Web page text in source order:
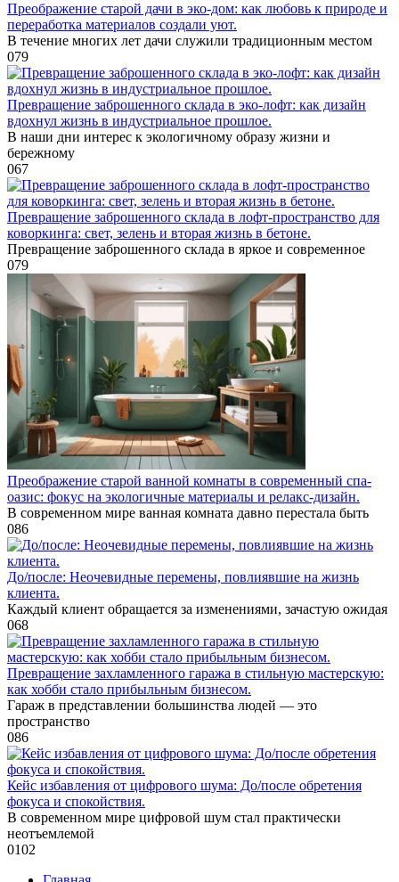
Преображение старой дачи в эко-дом: как любовь к природе и
переработка материалов создали уют.
В течение многих лет дачи служили традиционным местом
079
Превращение заброшенного склада в эко-лофт: как дизайн
вдохнул жизнь в индустриальное прошлое.
В наши дни интерес к экологичному образу жизни и
бережному
067
Превращение заброшенного склада в лофт-пространство для
коворкинга: свет, зелень и вторая жизнь в бетоне.
Превращение заброшенного склада в яркое и современное
079
Преображение старой ванной комнаты в современный спа-
оазис: фокус на экологичные материалы и релакс-дизайн.
В современном мире ванная комната давно перестала быть
086
До/после: Неочевидные перемены, повлиявшие на жизнь
клиента.
Каждый клиент обращается за изменениями, зачастую ожидая
068
Превращение захламленного гаража в стильную мастерскую:
как хобби стало прибыльным бизнесом.
Гараж в представлении большинства людей — это
пространство
086
Кейс избавления от цифрового шума: До/после обретения
фокуса и спокойствия.
В современном мире цифровой шум стал практически
неотъемлемой
0102